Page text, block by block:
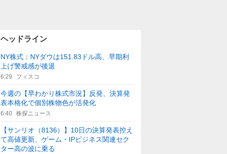
ヘッドライン
NY株式：NYダウは151.83ドル高、早期利
上げ警戒感が後退
6:29 フィスコ
今週の【早わかり株式市況】反発、決算発
表本格化で個別株物色が活発化
6:40 株探ニュース
【サンリオ（8136）】10日の決算発表控え
て高値更新、ゲーム・IPビジネス関連セク
ター高の波に乗る